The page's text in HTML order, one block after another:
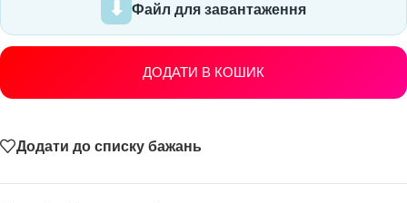
Файл для завантаження
ДОДАТИ В КОШИК
Додати до списку бажань